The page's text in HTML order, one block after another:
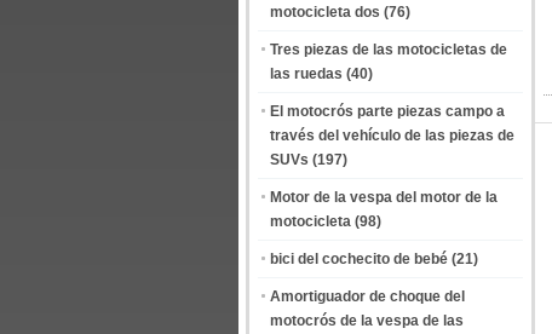
motocicleta dos (76)
Tres piezas de las motocicletas de
las ruedas (40)
El motocrós parte piezas campo a
través del vehículo de las piezas de
SUVs (197)
Motor de la vespa del motor de la
motocicleta (98)
bici del cochecito de bebé (21)
Amortiguador de choque del
motocrós de la vespa de las